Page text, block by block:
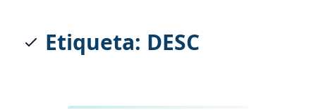
Etiqueta: DESC